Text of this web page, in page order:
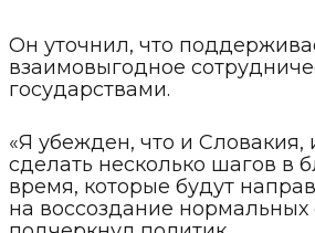
Он уточнил, что
взаимовыгодное
государствами.
«Я убежден, что и Словакия,
сделать несколько шагов в
время, которые будут
на воссоздание